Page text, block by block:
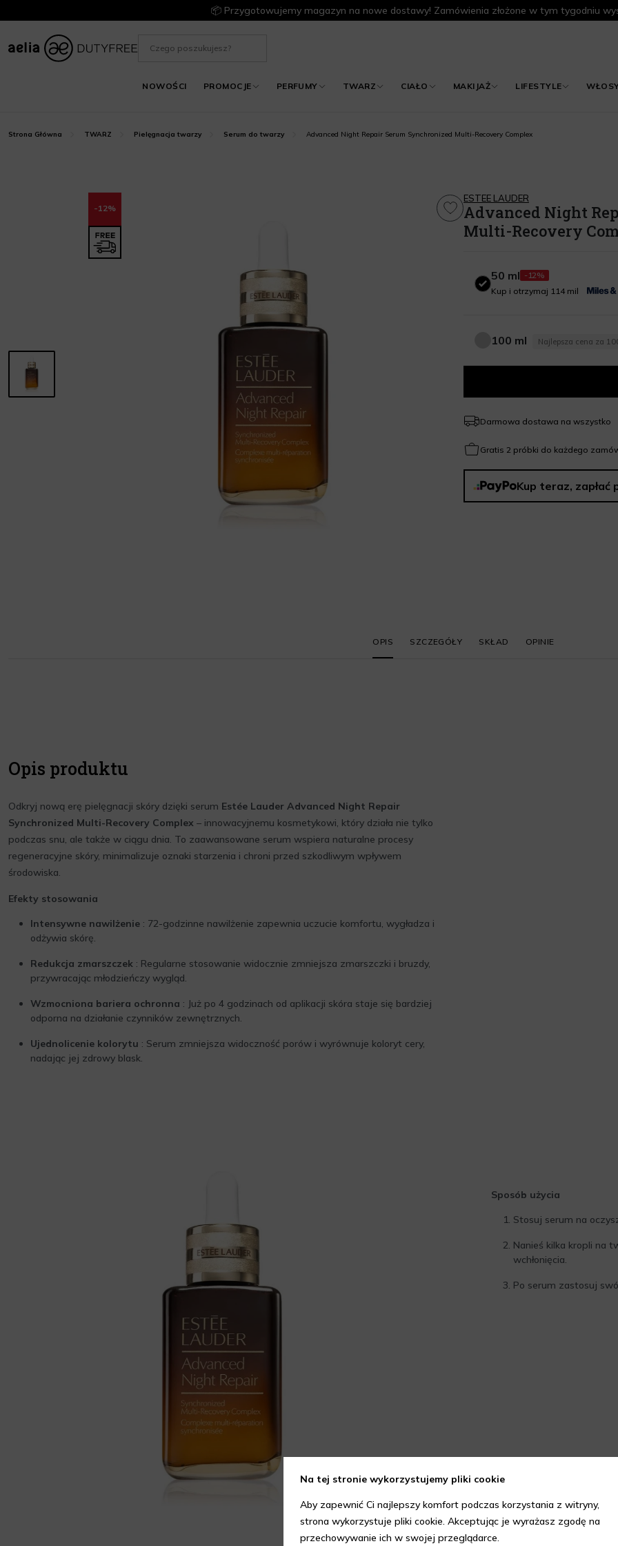
📦 Przygotowujemy magazyn na nowe dostawy! Zamówienia złożone w tym tygodniu
NOWOŚCI PROMOCJE PERFUMY TWARZ CIAŁO MAKIJAŻ LIFESTYLE
Strona Główna TWARZ Pielęgnacja twarzy Serum do twarzy Advanced Night Repair Serum Synchronized Multi-Recovery Complex
-12%
ESTEE LAUDER
Advanced Night
Multi-Recovery
50 ml
50 ml -12%
Kup i otrzymaj 114 mil
100 ml
100 ml Najlepsza cena za
Darmowa dostawa na wszystko
Gratis 2 próbki do każdego
Kup teraz, zapłać
OPIS SZCZEGÓŁY SKŁAD OPINIE
Opis produktu
Odkryj nową erę pielęgnacji skóry dzięki serum Estée Lauder Advanced Night Repair
Synchronized Multi-Recovery Complex – innowacyjnemu kosmetykowi, który działa nie tylko
podczas snu, ale także w ciągu dnia. To zaawansowane serum wspiera naturalne procesy
regeneracyjne skóry, minimalizuje oznaki starzenia i chroni przed szkodliwym wpływem
środowiska.
Efekty stosowania
Intensywne nawilżenie : 72-godzinne nawilżenie zapewnia uczucie komfortu, wygładza i
odżywia skórę.
Redukcja zmarszczek : Regularne stosowanie widocznie zmniejsza zmarszczki i bruzdy,
przywracając młodzieńczy wygląd.
Wzmocniona bariera ochronna : Już po 4 godzinach od aplikacji skóra staje się bardziej
odporna na działanie czynników zewnętrznych.
Ujednolicenie kolorytu : Serum zmniejsza widoczność porów i wyrównuje koloryt cery,
nadając jej zdrowy blask.
Sposób użycia
Stosuj serum na
Nanieś kilka kropli na
wchłonięcia.
Po serum zastosuj
Na tej stronie wykorzystujemy pliki cookie
Aby zapewnić Ci najlepszy komfort podczas korzystania z witryny,
strona wykorzystuje pliki cookie. Akceptując je wyrażasz zgodę na
przechowywanie ich w swojej przeglądarce.